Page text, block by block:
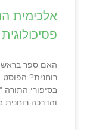
אלכימית
האם ספר
רוחנית?
בסיפורי
והדרכה רוחנית